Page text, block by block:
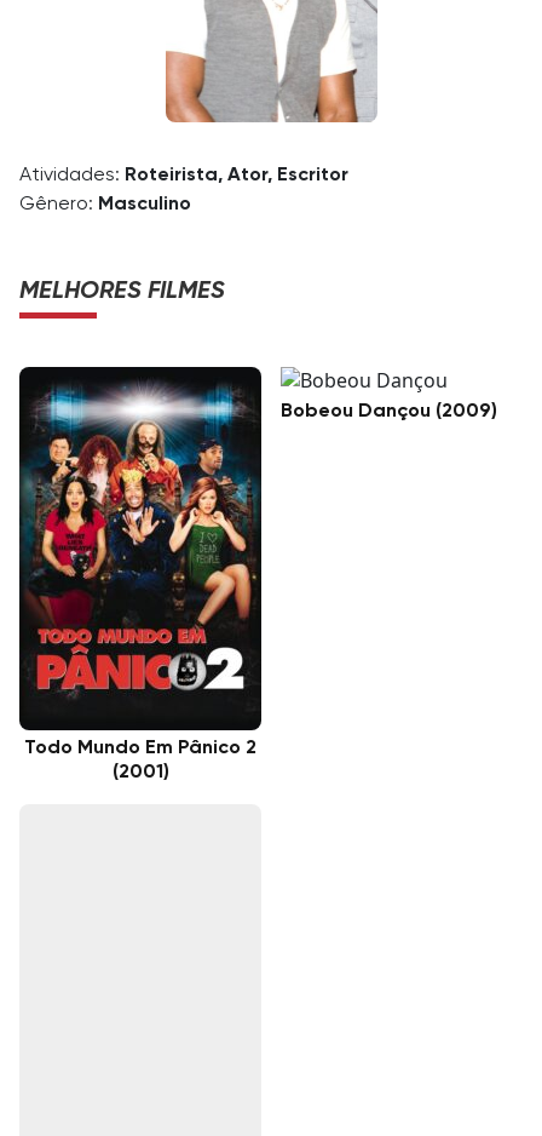
Atividades: Roteirista, Ator, Escritor
Gênero: Masculino
MELHORES FILMES
Todo Mundo Em Pânico 2
(2001)
Bobeou Dançou (2009)